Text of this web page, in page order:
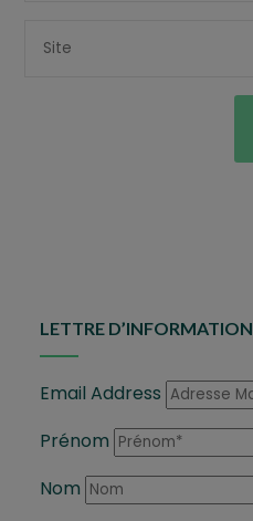
LETTRE D’INFORMATION
Email Address
Prénom
Nom